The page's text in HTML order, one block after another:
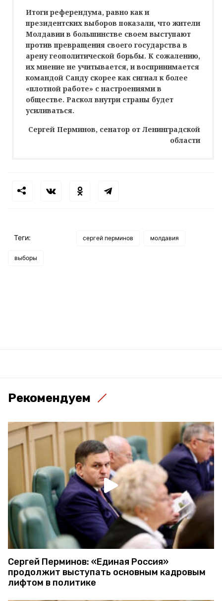
Итоги референдума, равно как и
президентских выборов показали, что жители
Молдавии в большинстве своем выступают
против превращения своего государства в
арену геополитической борьбы. К сожалению,
их мнение не учитывается, и воспринимается
командой Санду скорее как сигнал к более
«плотной работе» с настроениями в
обществе. Раскол внутри страны будет
усиливаться.
Сергей Перминов, сенатор от Ленинградской
области
Теги: сергей перминов молдавия
выборы
Рекомендуем
Сергей Перминов: «Единая Россия»
продолжит выступать основным кадровым
лифтом в политике